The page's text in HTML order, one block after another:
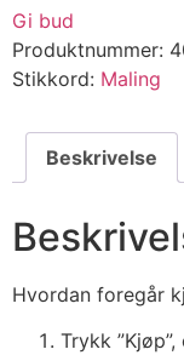
Gi bud
Produktnummer:
Stikkord: Maling
Beskrivelse
Hvordan foregår
Trykk